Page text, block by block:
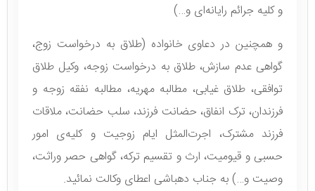
و کلیه جرائم رایانه‌ای و…)
و همچنین در دعاوی خانواده (طلاق به درخواست زوج،
گواهی عدم سازش، طلاق به درخواست زوجه، وکیل طلاق
توافقی، طلاق غیابی، مطالبه مهریه، مطالبه نفقه زوجه و
فرزندان، ترک انفاق، حضانت فرزند، سلب حضانت، ملاقات
فرزند مشترک، اجرت‌المثل ایام زوجیت و کلیه‌ی امور
حسبی و قیومیت، ارث و تقسیم ترکه، گواهی حصر وراثت،
وصیت و…) به جناب دهباشی اعطای وکالت نمائید.